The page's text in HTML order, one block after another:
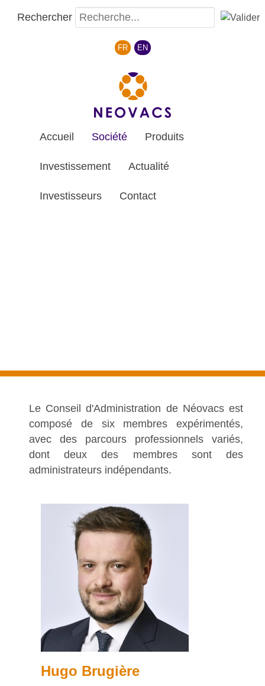
Rechercher
Sélectionnez votre langue
FR EN
Accueil Société Produits
Investissement Actualité
Investisseurs Contact
Le Conseil d'Administration de Néovacs est
composé de six membres expérimentés,
avec des parcours professionnels variés,
dont deux des membres sont des
administrateurs indépendants.
Hugo Brugière